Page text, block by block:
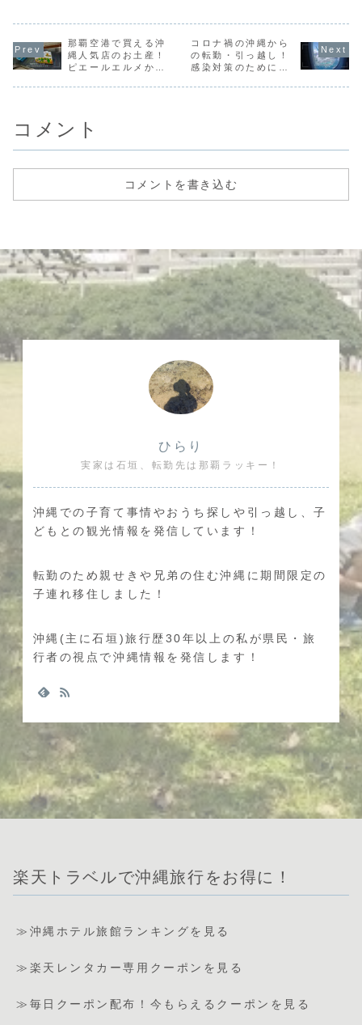
意！高速では
ぜひETCを！
ドライブ子連
れ沖縄3日目
子連れ旅
那覇空港で買える沖
縄人気店のお土産！
ピエールエルメから
コロナ禍の沖縄から
の転勤・引っ越し！
感染対策のために実
コメント
コメントを書き込む
ひらり
実家は石垣、転勤先は那覇ラッキー！
沖縄での子育て事情やおうち探しや引っ越し、子
どもとの観光情報を発信しています！
転勤のため親せきや兄弟の住む沖縄に期間限定の
子連れ移住しました！
沖縄(主に石垣)旅行歴30年以上の私が県民・旅
行者の視点で沖縄情報を発信します！
楽天トラベルで沖縄旅行をお得に！
≫沖縄ホテル旅館ランキングを見る
≫楽天レンタカー専用クーポンを見る
≫毎日クーポン配布！今もらえるクーポンを見る